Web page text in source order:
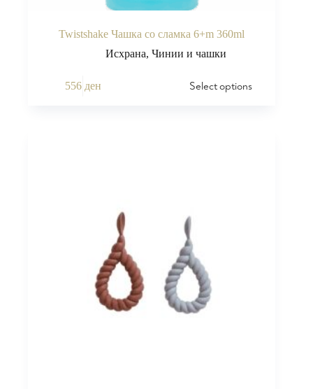
Twistshake Чашка со сламка 6+m 360ml
Исхрана, Чинии и чашки
556 ден Select options